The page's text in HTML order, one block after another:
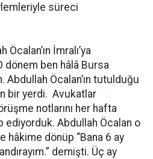
süreci
İmralı’ya
dönem ben hâlâ Bursa
Abdullah Öcalan’ın tutulduğu
bir yerdi. Avukatlar
notlarını her hafta
Abdullah Öcalan o
hâkime dönüp “Bana 6 ay
demişti. Üç ay